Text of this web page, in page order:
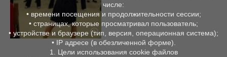
числе:
• времени посещения и продолжительности сессии;
• страницах, которые просматривал пользователь;
• устройстве и браузере (тип, версия, операционная система);
• IP адресе (в обезличенной форме).
1. Цели использования cookie файлов